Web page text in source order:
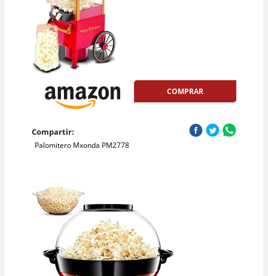
COMPRAR
Compartir:
Palomitero Mxonda PM2778